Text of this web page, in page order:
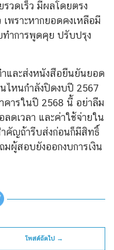
วดเร็ว มีผลโดยตรง
เพราะหากยอดคงเหลือมี
ำการพูดคุย ปรับปรุง
และส่งหนังสือยืนยันยอด
ไหนกำลังปิดงบปี 2567
คารในปี 2568 นี้ อย่าลืม
ดเวลา และค่าใช้จ่ายใน
คัญถ้ารีบส่งก่อนก็มีสิทธิ์
มผู้สอบยังออกงบการเงิน
โพสต์ถัดไป →